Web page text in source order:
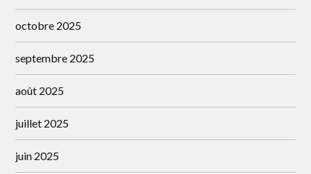
octobre 2025
septembre 2025
août 2025
juillet 2025
juin 2025